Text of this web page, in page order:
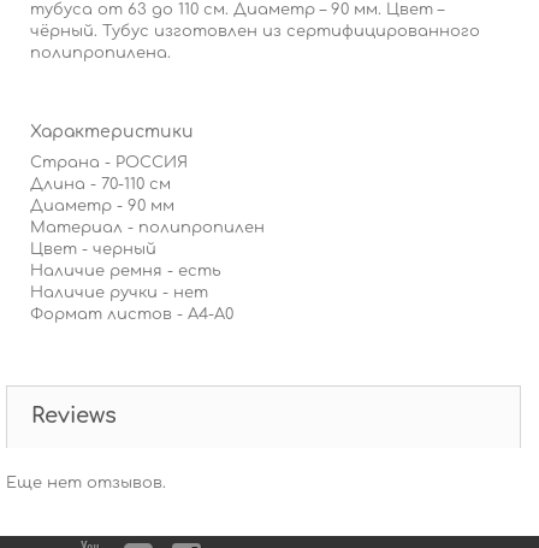
тубуса от 63 до 110 см. Диаметр – 90 мм. Цвет –
чёрный. Тубус изготовлен из сертифицированного
полипропилена.
Характеристики
Страна - РОССИЯ
Длина - 70-110 см
Диаметр - 90 мм
Материал - полипропилен
Цвет - черный
Наличие ремня - есть
Наличие ручки - нет
Формат листов - А4-А0
Reviews
Еще нет отзывов.